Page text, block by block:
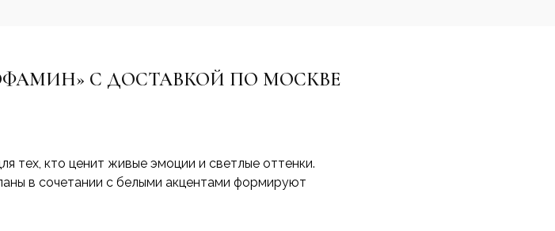
С ДОСТАВКОЙ ПО МОСКВЕ
тех, кто ценит живые эмоции и светлые оттенки.
в сочетании с белыми акцентами формируют